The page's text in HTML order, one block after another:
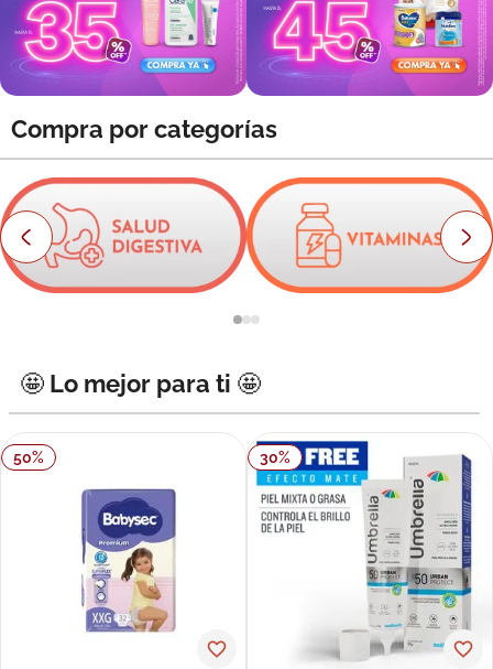
Compra por categorías
🤩 Lo mejor para ti 🤩
50% 30%
9. nivea
10.pañales